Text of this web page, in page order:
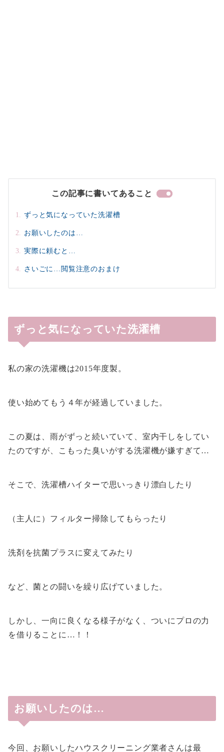
この記事に書いてあること
ずっと気になっていた洗濯槽
お願いしたのは…
実際に頼むと…
さいごに…閲覧注意のおまけ
ずっと気になっていた洗濯槽
私の家の洗濯機は2015年度製。
使い始めてもう４年が経過していました。
この夏は、雨がずっと続いていて、室内干しをしてい
たのですが、こもった臭いがする洗濯機が嫌すぎて…
そこで、洗濯槽ハイターで思いっきり漂白したり
（主人に）フィルター掃除してもらったり
洗剤を抗菌プラスに変えてみたり
など、菌との闘いを繰り広げていました。
しかし、一向に良くなる様子がなく、ついにプロの力
を借りることに…！！
お願いしたのは…
今回、お願いしたハウスクリーニング業者さんは最